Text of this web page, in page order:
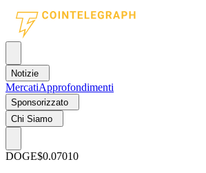
Notizie
MercatiApprofondimenti
Sponsorizzato
Chi Siamo
DOGE$0.07010